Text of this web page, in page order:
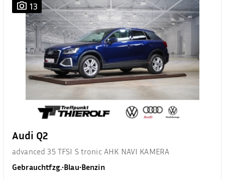
13
Audi Q2
advanced 35 TFSI S tronic AHK NAVI KAMERA
Gebrauchtfzg.•Blau•Benzin